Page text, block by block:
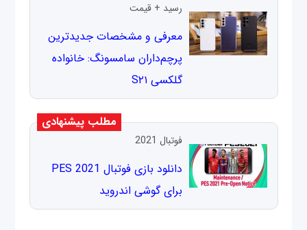
رسید + قیمت
معرفی و مشخصات جدیدترین
پرچم‌داران سامسونگ: خانواده
گلکسی S۲۱
مطلب پیشنهادی
فوتبال 2021
دانلود بازی فوتبال PES 2021
برای گوشی اندروید